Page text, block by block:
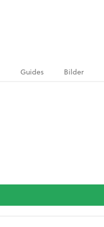
Guides Bilder